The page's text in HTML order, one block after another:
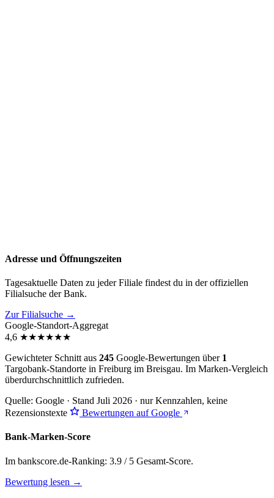
Adresse und Öffnungszeiten
Tagesaktuelle Daten zu jeder Filiale findest du in der offiziellen
Filialsuche der Bank.
Zur Filialsuche →
Google-Standort-Aggregat
4,6 ★★★★★★
Gewichteter Schnitt aus 245 Google-Bewertungen über 1
Targobank-Standorte in Freiburg im Breisgau. Im Marken-Vergleich
überdurchschnittlich zufrieden.
Quelle: Google · Stand Juli 2026 · nur Kennzahlen, keine
Rezensionstexte
Bewertungen auf Google
Bank-Marken-Score
Im bankscore.de-Ranking: 3.9 / 5 Gesamt-Score.
Bewertung lesen →